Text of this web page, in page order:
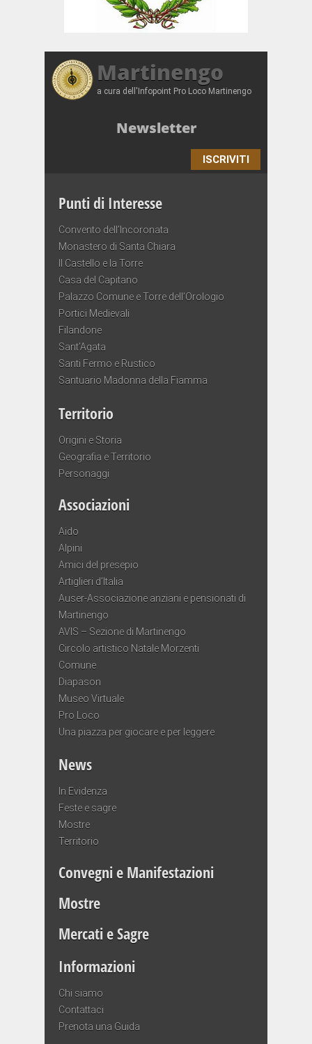
Martinengo
a cura dell'Infopoint Pro Loco Martinengo
Newsletter
ISCRIVITI
Punti di Interesse
Convento dell’Incoronata
Monastero di Santa Chiara
Il Castello e la Torre
Casa del Capitano
Palazzo Comune e Torre dell’Orologio
Portici Medievali
Filandone
Sant’Agata
Santi Fermo e Rustico
Santuario Madonna della Fiamma
Territorio
Origini e Storia
Geografia e Territorio
Personaggi
Associazioni
Aido
Alpini
Amici del presepio
Artiglieri d’Italia
Auser-Associazione anziani e pensionati di
Martinengo
AVIS – Sezione di Martinengo
Circolo artistico Natale Morzenti
Comune
Diapason
Museo Virtuale
Pro Loco
Una piazza per giocare e per leggere
News
In Evidenza
Feste e sagre
Mostre
Territorio
Convegni e Manifestazioni
Mostre
Mercati e Sagre
Informazioni
Chi siamo
Contattaci
Prenota una Guida